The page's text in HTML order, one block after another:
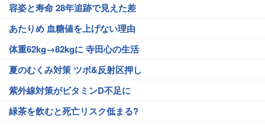
容姿と寿命 28年追跡で見えた差
あたりめ 血糖値を上げない理由
体重62kg→82kgに 寺田心の生活
夏のむくみ対策 ツボ&反射区押し
紫外線対策がビタミンD不足に
緑茶を飲むと死亡リスク低まる?